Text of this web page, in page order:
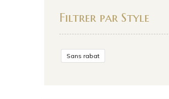
Filtrer par Style
Sans rabat